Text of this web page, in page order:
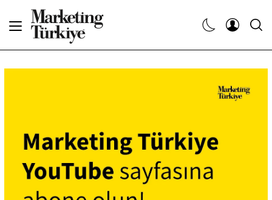
Dergiler
Etkinlikler